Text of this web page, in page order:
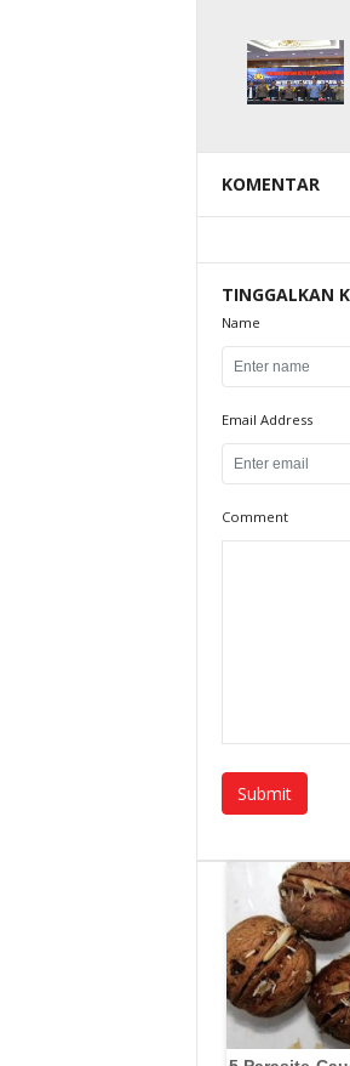
KOMENTAR
TINGGALKAN
Name
Email Address
Comment